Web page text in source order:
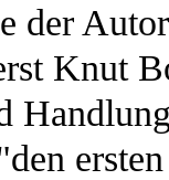
der
Knut